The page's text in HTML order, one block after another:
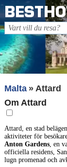
Malta
Attard
Om Attard
Attard, en stad
aktiviteter för
Anton Gardens, en
officiella residens,
lugn promenad och